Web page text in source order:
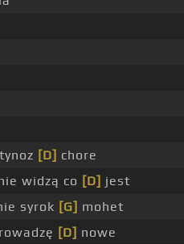
[D] chore
widzą co [D] jest
syrok [G] mohet
[D] nowe